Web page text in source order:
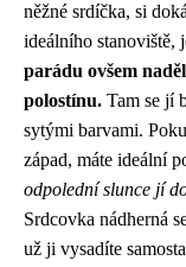
něžné srdíčka, si
ideálního stanoviště,
parádu ovšem
polostínu. Tam se jí
sytými barvami.
západ, máte ideální
odpolední slunce jí
Srdcovka nádherná
už ji vysadíte